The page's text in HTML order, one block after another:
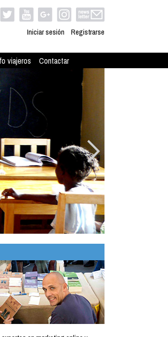
Iniciar sesión Registrarse
viajeros Contactar